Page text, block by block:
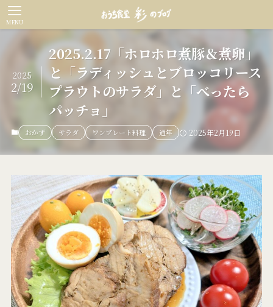
MENU
2025.2.17「ホロホロ煮豚＆煮卵」
と「ラディッシュとブロッコリース
プラウトのサラダ」と「べったら
パッチョ」
2025
2/19
おかず サラダ ワンプレート料理 通年 2025年2月19日